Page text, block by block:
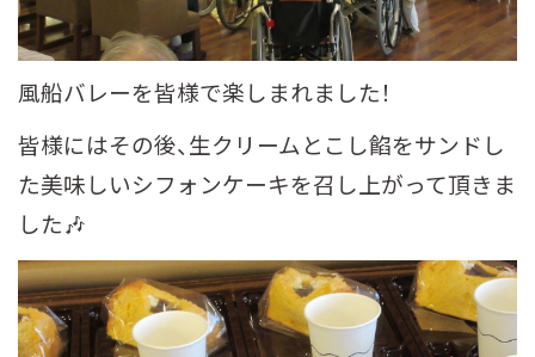
風船バレーを皆様で楽しまれました！
皆様にはその後、生クリームとこし餡をサンドし
た美味しいシフォンケーキを召し上がって頂きま
した🎶